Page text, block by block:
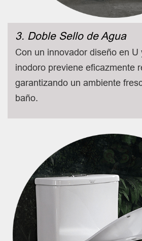
3. Doble Sello de Agua
Con un innovador diseño en U
inodoro previene eficazmente
garantizando un ambiente
baño.